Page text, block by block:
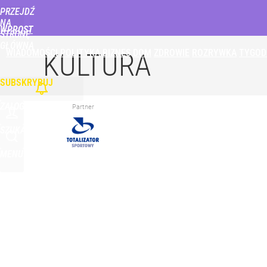
PRZEJDŹ
NA
STRONĘ
WPROST
WIADOMOŚCI POLITYKA BIZNES DOM
SUBSKRYBUJ
Potężne utrudnienia na obwodnicy Warszawy.
dodaj
Wrze po roku Nawrockiego. „Największa hańba”
KULTURA
Partner